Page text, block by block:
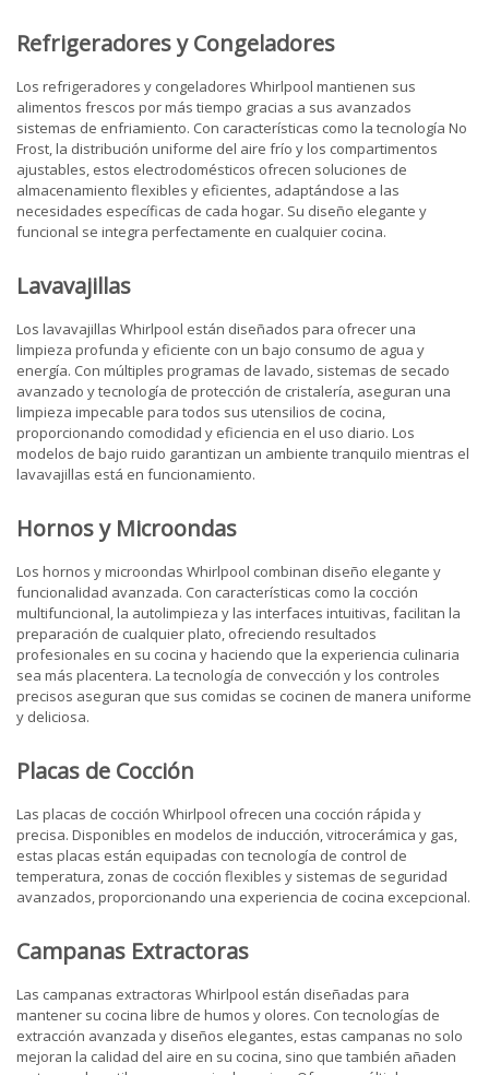
Refrigeradores y Congeladores
Los refrigeradores y congeladores Whirlpool mantienen sus
alimentos frescos por más tiempo gracias a sus avanzados
sistemas de enfriamiento. Con características como la tecnología No
Frost, la distribución uniforme del aire frío y los compartimentos
ajustables, estos electrodomésticos ofrecen soluciones de
almacenamiento flexibles y eficientes, adaptándose a las
necesidades específicas de cada hogar. Su diseño elegante y
funcional se integra perfectamente en cualquier cocina.
Lavavajillas
Los lavavajillas Whirlpool están diseñados para ofrecer una
limpieza profunda y eficiente con un bajo consumo de agua y
energía. Con múltiples programas de lavado, sistemas de secado
avanzado y tecnología de protección de cristalería, aseguran una
limpieza impecable para todos sus utensilios de cocina,
proporcionando comodidad y eficiencia en el uso diario. Los
modelos de bajo ruido garantizan un ambiente tranquilo mientras el
lavavajillas está en funcionamiento.
Hornos y Microondas
Los hornos y microondas Whirlpool combinan diseño elegante y
funcionalidad avanzada. Con características como la cocción
multifuncional, la autolimpieza y las interfaces intuitivas, facilitan la
preparación de cualquier plato, ofreciendo resultados
profesionales en su cocina y haciendo que la experiencia culinaria
sea más placentera. La tecnología de convección y los controles
precisos aseguran que sus comidas se cocinen de manera uniforme
y deliciosa.
Placas de Cocción
Las placas de cocción Whirlpool ofrecen una cocción rápida y
precisa. Disponibles en modelos de inducción, vitrocerámica y gas,
estas placas están equipadas con tecnología de control de
temperatura, zonas de cocción flexibles y sistemas de seguridad
avanzados, proporcionando una experiencia de cocina excepcional.
Campanas Extractoras
Las campanas extractoras Whirlpool están diseñadas para
mantener su cocina libre de humos y olores. Con tecnologías de
extracción avanzada y diseños elegantes, estas campanas no solo
mejoran la calidad del aire en su cocina, sino que también añaden